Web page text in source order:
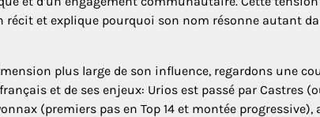
récit et explique pourquoi son nom résonne autant
plus large de son influence, regardons une
et de ses enjeux: Urios est passé par Castres
(premiers pas en Top 14 et montée